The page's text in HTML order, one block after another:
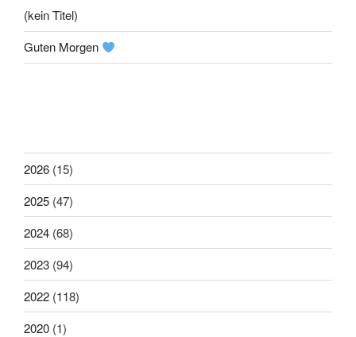
(kein Titel)
Guten Morgen
2026 (15)
2025 (47)
2024 (68)
2023 (94)
2022 (118)
2020 (1)